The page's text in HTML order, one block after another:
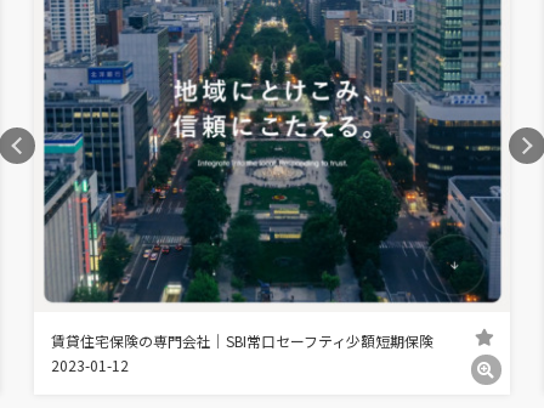
賃貸住宅保険の専門会社｜SBI常口セーフティ少額短期保険
2023-01-12